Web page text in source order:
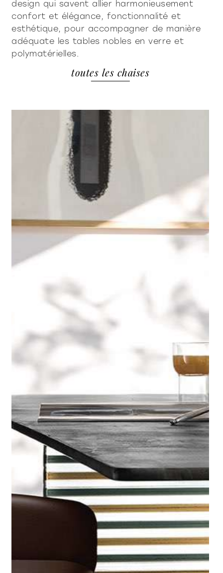
design qui savent allier harmonieusement
confort et élégance, fonctionnalité et
esthétique, pour accompagner de manière
adéquate les tables nobles en verre et
polymatérielles.
toutes les chaises